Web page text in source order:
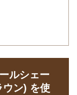
ルシェー
ウン) を使